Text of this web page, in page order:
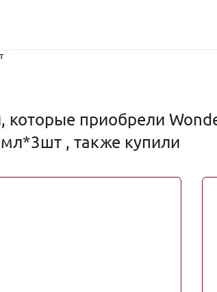
которые приобрели
, также купили